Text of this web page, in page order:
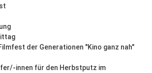
der Generationen "Kino ganz nah"
innen für den Herbstputz im